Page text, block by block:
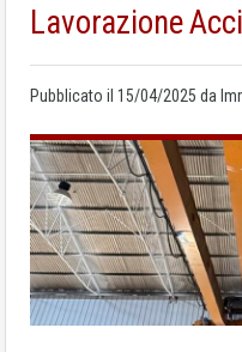
Lavorazione
Pubblicato il 15/04/2025 da